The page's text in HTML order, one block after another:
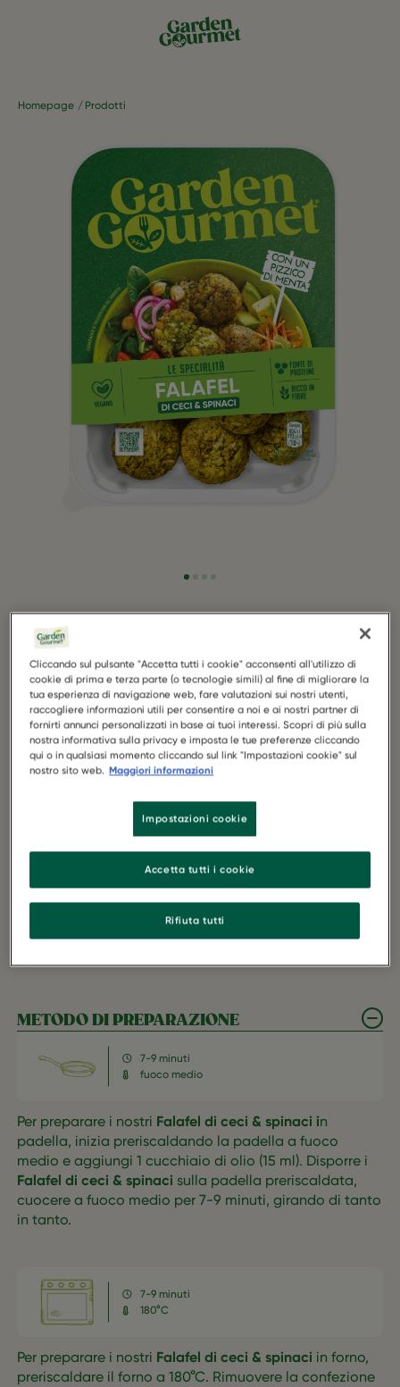
Garden Gourmet Falafel di Ceci & Spinaci
I nostri Falafel, a base di ceci e spinaci sono
aromatizzati da un mix di erbe. Gli spinaci danno al
falafel un tocco speciale di verdure. Sono deliziosi su
una pita con insalata e salsa allo yogurt.
CON CECI, SPINACI E PEPE NERO.
FONTE DI PROTEINE VEGANO
RICCO IN FIBRE
METODO DI PREPARAZIONE
7-9 minuti
fuoco medio
Per preparare i nostri Falafel di ceci & spinaci in
padella, inizia preriscaldando la padella a fuoco
medio e aggiungi 1 cucchiaio di olio (15 ml). Disporre i
Falafel di ceci & spinaci sulla padella preriscaldata,
cuocere a fuoco medio per 7-9 minuti, girando di tanto
in tanto.
7-9 minuti
180°C
Per preparare i nostri Falafel di ceci & spinaci in forno,
preriscaldare il forno a 180°C. Rimuovere la confezione
Homepage Prodotti
Cliccando sul pulsante "Accetta tutti i cookie" acconsenti all'utilizzo di
cookie di prima e terza parte (o tecnologie simili) al fine di migliorare la
tua esperienza di navigazione web, fare valutazioni sui nostri utenti,
raccogliere informazioni utili per consentire a noi e ai nostri partner di
fornirti annunci personalizzati in base ai tuoi interessi. Scopri di più sulla
nostra informativa sulla privacy e imposta le tue preferenze cliccando
qui o in qualsiasi momento cliccando sul link "Impostazioni cookie" sul
nostro sito web. Maggiori informazioni
Impostazioni cookie
Rifiuta tutti
Accetta tutti i cookie